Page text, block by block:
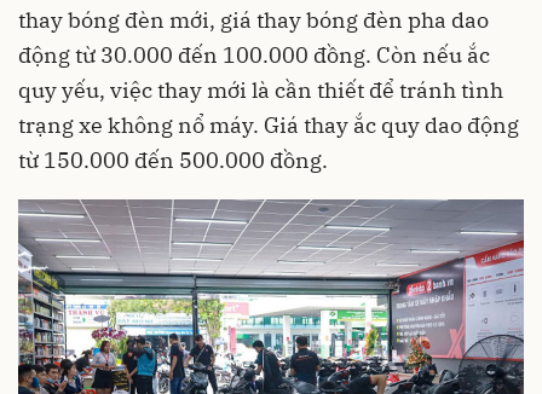
thay bóng đèn mới, giá thay bóng đèn pha dao
động từ 30.000 đến 100.000 đồng. Còn nếu ắc
quy yếu, việc thay mới là cần thiết để tránh tình
trạng xe không nổ máy. Giá thay ắc quy dao động
từ 150.000 đến 500.000 đồng.